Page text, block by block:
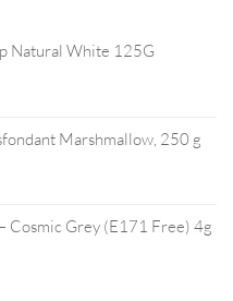
Natural White 125G
Marshmallow, 250 g
Cosmic Grey (E171 Free) 4g